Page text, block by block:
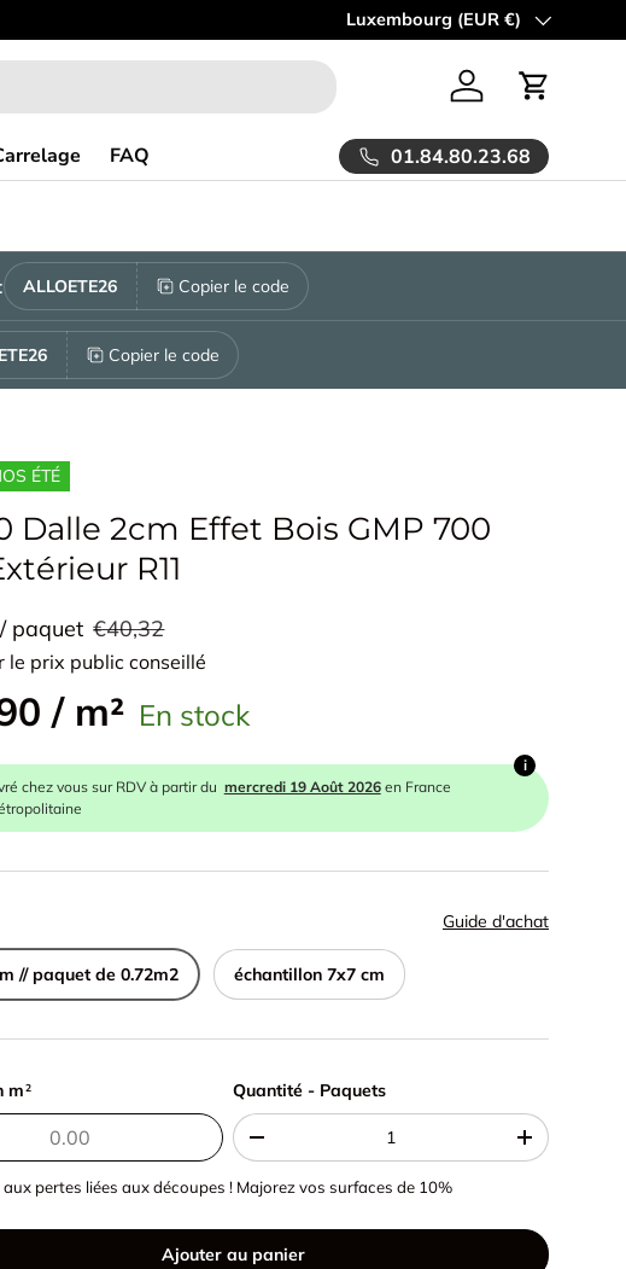
En ce moment la LIVRAISON est OFFERTE à partir de 30m2! En savoir
Pays
Luxembourg (EUR €)
Se connecter
Panier
FAQ 01.84.80.23.68
ALLOETE26 Copier le code
Copier le code
ÉTÉ
Dalle 2cm Effet Bois GMP 700
R11
/ paquet €40,32
le prix public conseillé
/ m² En stock
chez vous sur RDV à partir du mercredi 19 Août 2026en France
i
Guide d'achat
// paquet de 0.72m2 échantillon 7x7 cm
m 2 Quantité - Paquets
Quantité - Paquets
+
aux pertes liées aux découpes ! Majorez vos surfaces de 10%
Ajouter au panier